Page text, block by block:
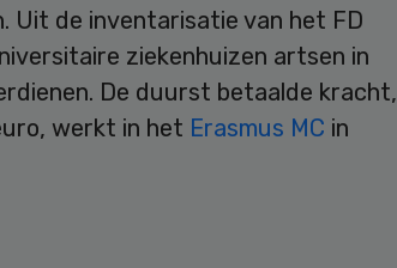
Uit de inventarisatie van het FD
ziekenhuizen artsen in
De duurst betaalde kracht,
werkt in het Erasmus MC in